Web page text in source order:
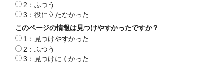
2：ふつう
3：役に立たなかった
このページの情報は見つけやすかったですか？
1：見つけやすかった
2：ふつう
3：見つけにくかった